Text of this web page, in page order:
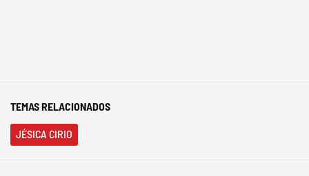
TEMAS RELACIONADOS
JÉSICA CIRIO